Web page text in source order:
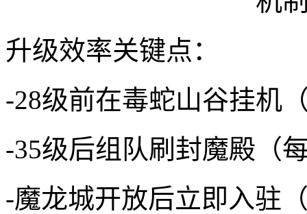
升级效率关键点：
-28级前在毒蛇山谷挂机
-35级后组队刷封魔殿（
-魔龙城开放后立即入驻